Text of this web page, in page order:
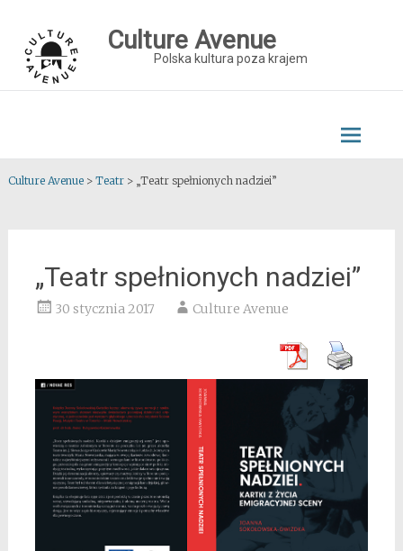
content
Culture Avenue
Polska kultura poza krajem
Culture Avenue> Teatr> „Teatr spełnionych nadziei”
„Teatr spełnionych nadziei”
30 stycznia 2017 Culture Avenue